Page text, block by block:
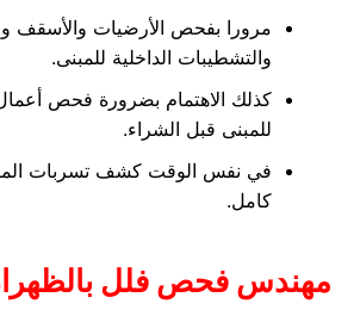
مرورا بفحص الأرضيات والأسقف
والتشطيبات الداخلية للمبنى.
كذلك الاهتمام بضرورة فحص أعمال
للمبنى قبل الشراء.
في نفس الوقت كشف تسربات
كامل.
مهندس فحص فلل